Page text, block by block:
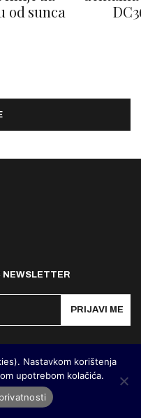
od sunca
NEWSLETTER
PRIJAVI ME
and developed by Cubes
Nastavkom korištenja
upotrebom kolačića.